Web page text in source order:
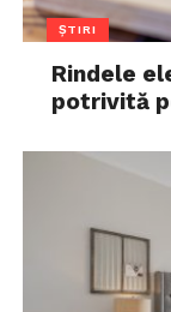
ȘTIRI
Rindele
potrivită